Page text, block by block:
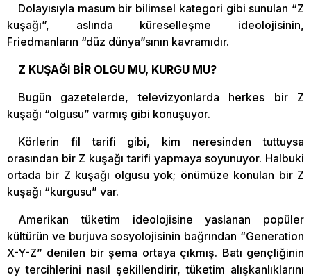
Dolayısıyla masum bir bilimsel kategori gibi sunulan “Z
kuşağı”, aslında küreselleşme ideolojisinin,
Friedmanların “düz dünya”sının kavramıdır.
Z KUŞAĞI BİR OLGU MU, KURGU MU?
Bugün gazetelerde, televizyonlarda herkes bir Z
kuşağı “olgusu” varmış gibi konuşuyor.
Körlerin fil tarifi gibi, kim neresinden tuttuysa
orasından bir Z kuşağı tarifi yapmaya soyunuyor. Halbuki
ortada bir Z kuşağı olgusu yok; önümüze konulan bir Z
kuşağı “kurgusu” var.
Amerikan tüketim ideolojisine yaslanan popüler
kültürün ve burjuva sosyolojisinin bağrından “Generation
X-Y-Z” denilen bir şema ortaya çıkmış. Batı gençliğinin
oy tercihlerini nasıl şekillendirir, tüketim alışkanlıklarını